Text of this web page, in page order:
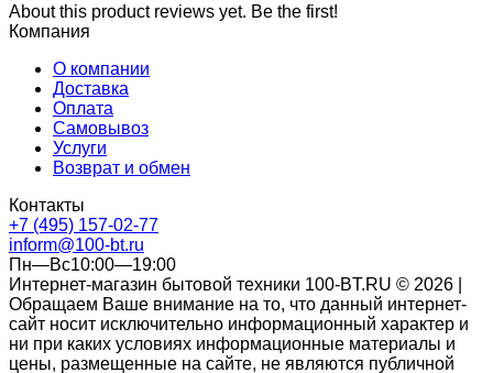
About this product reviews yet. Be the first!
Компания
О компании
Доставка
Оплата
Самовывоз
Услуги
Возврат и обмен
Контакты
+7 (495) 157-02-77
inform@100-bt.ru
Пн—Вс10:00—19:00
Интернет-магазин бытовой техники 100-BT.RU © 2026 |
Обращаем Ваше внимание на то, что данный интернет-
сайт носит исключительно информационный характер и
ни при каких условиях информационные материалы и
цены, размещенные на сайте, не являются публичной